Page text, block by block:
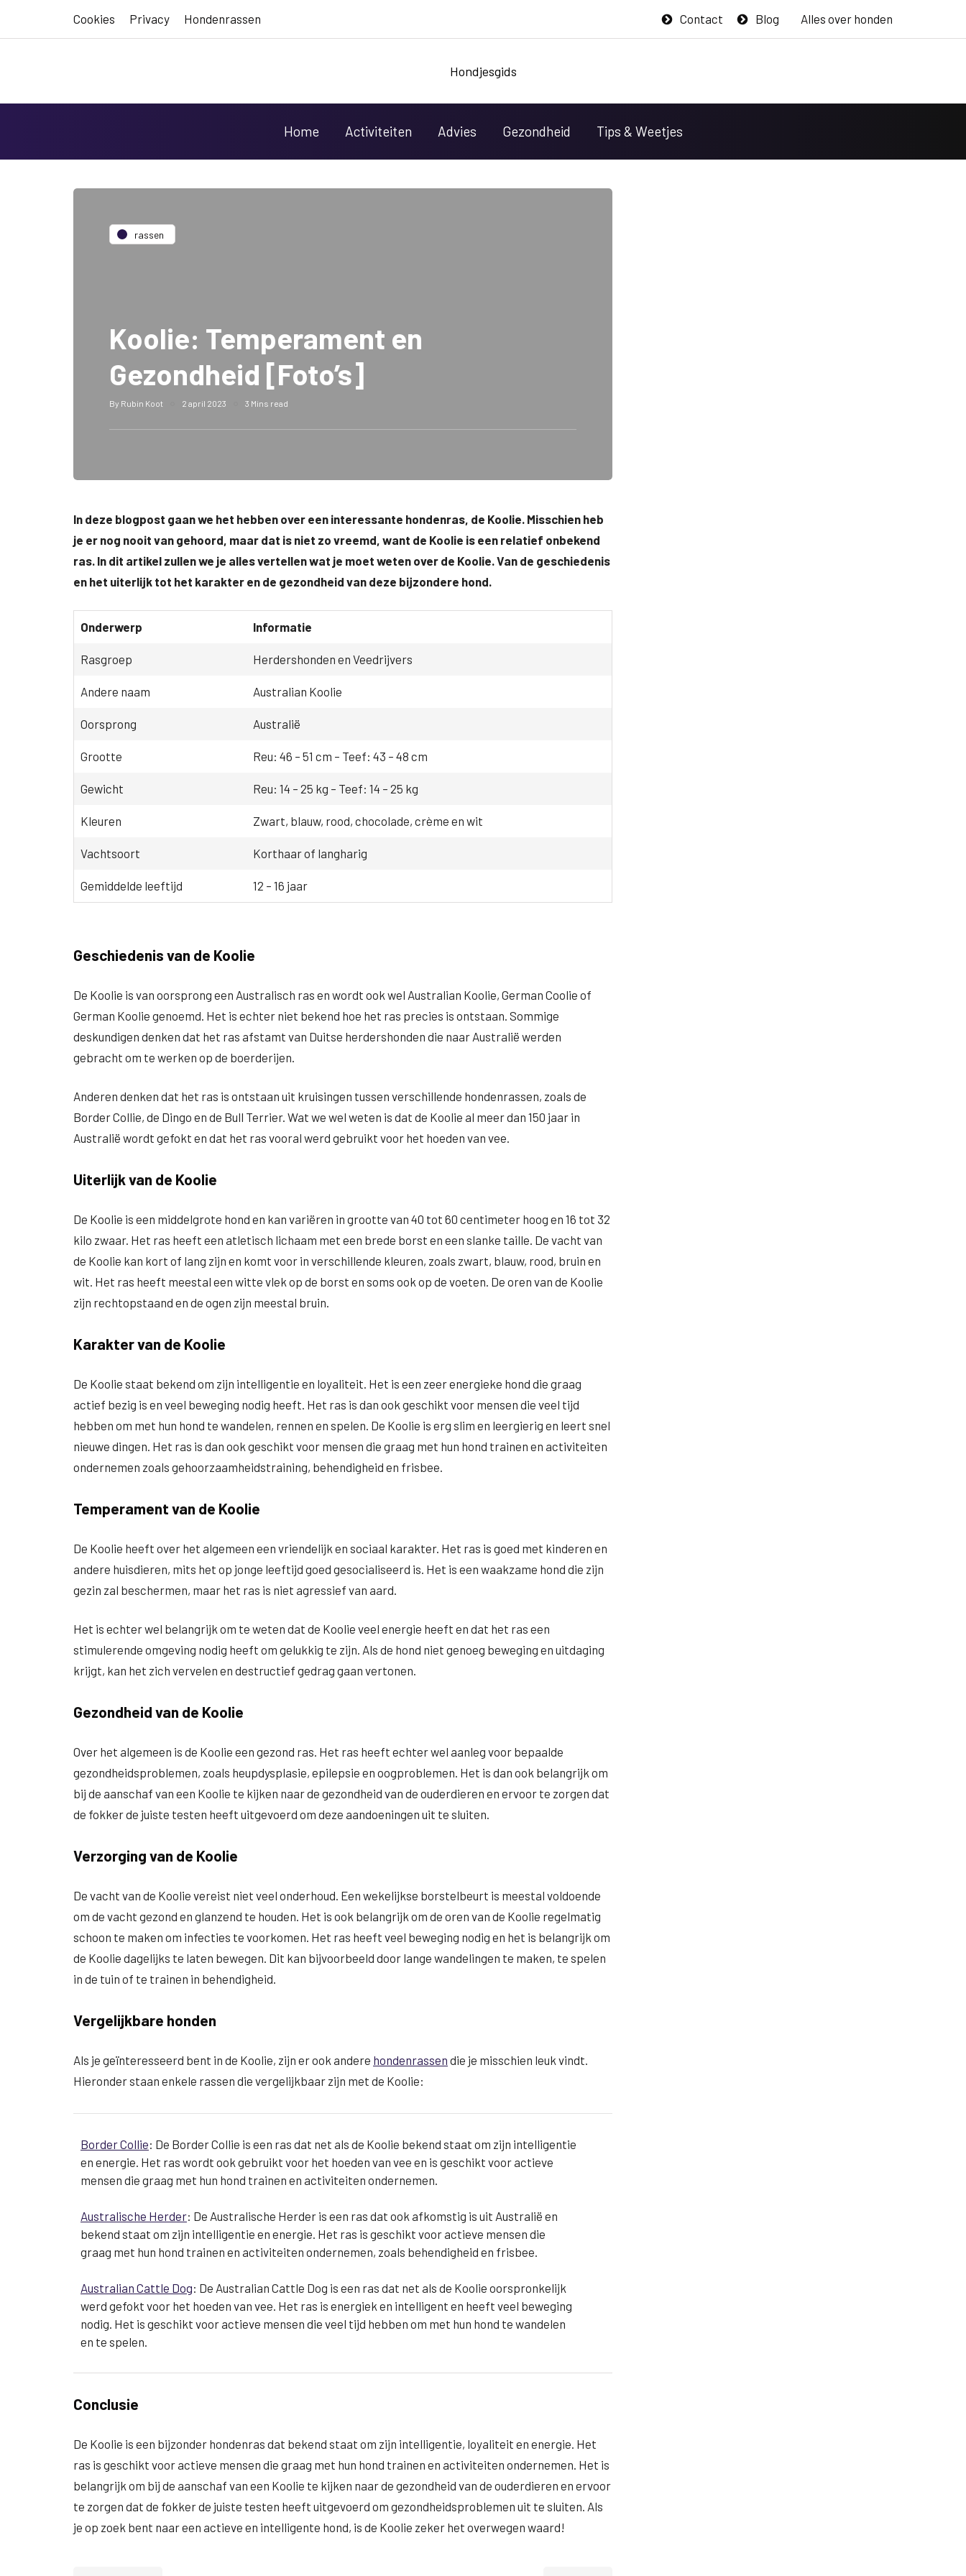
Cookies Privacy Hondenrassen Blog
Contact Alles over honden
Hondjesgids
Home Activiteiten Advies Gezondheid Tips & Weetjes
rassen
Koolie: Temperament en
Gezondheid [Foto’s]
By Rubin Koot 2 april 2023 3 Mins read
In deze blogpost gaan we het hebben over een interessante hondenras, de Koolie. Misschien heb
je er nog nooit van gehoord, maar dat is niet zo vreemd, want de Koolie is een relatief onbekend
ras. In dit artikel zullen we je alles vertellen wat je moet weten over de Koolie. Van de geschiedenis
en het uiterlijk tot het karakter en de gezondheid van deze bijzondere hond.
Onderwerp Informatie
Rasgroep Herdershonden en Veedrijvers
Andere naam Australian Koolie
Oorsprong Australië
Grootte Reu: 46 – 51 cm – Teef: 43 – 48 cm
Gewicht Reu: 14 – 25 kg – Teef: 14 – 25 kg
Kleuren Zwart, blauw, rood, chocolade, crème en wit
Vachtsoort Korthaar of langharig
Gemiddelde leeftijd 12 – 16 jaar
Geschiedenis van de Koolie
De Koolie is van oorsprong een Australisch ras en wordt ook wel Australian Koolie, German Coolie of
German Koolie genoemd. Het is echter niet bekend hoe het ras precies is ontstaan. Sommige
deskundigen denken dat het ras afstamt van Duitse herdershonden die naar Australië werden
gebracht om te werken op de boerderijen.
Anderen denken dat het ras is ontstaan uit kruisingen tussen verschillende hondenrassen, zoals de
Border Collie, de Dingo en de Bull Terrier. Wat we wel weten is dat de Koolie al meer dan 150 jaar in
Australië wordt gefokt en dat het ras vooral werd gebruikt voor het hoeden van vee.
Uiterlijk van de Koolie
De Koolie is een middelgrote hond en kan variëren in grootte van 40 tot 60 centimeter hoog en 16 tot 32
kilo zwaar. Het ras heeft een atletisch lichaam met een brede borst en een slanke taille. De vacht van
de Koolie kan kort of lang zijn en komt voor in verschillende kleuren, zoals zwart, blauw, rood, bruin en
wit. Het ras heeft meestal een witte vlek op de borst en soms ook op de voeten. De oren van de Koolie
zijn rechtopstaand en de ogen zijn meestal bruin.
Karakter van de Koolie
De Koolie staat bekend om zijn intelligentie en loyaliteit. Het is een zeer energieke hond die graag
actief bezig is en veel beweging nodig heeft. Het ras is dan ook geschikt voor mensen die veel tijd
hebben om met hun hond te wandelen, rennen en spelen. De Koolie is erg slim en leergierig en leert snel
nieuwe dingen. Het ras is dan ook geschikt voor mensen die graag met hun hond trainen en activiteiten
ondernemen zoals gehoorzaamheidstraining, behendigheid en frisbee.
Temperament van de Koolie
De Koolie heeft over het algemeen een vriendelijk en sociaal karakter. Het ras is goed met kinderen en
andere huisdieren, mits het op jonge leeftijd goed gesocialiseerd is. Het is een waakzame hond die zijn
gezin zal beschermen, maar het ras is niet agressief van aard.
Het is echter wel belangrijk om te weten dat de Koolie veel energie heeft en dat het ras een
stimulerende omgeving nodig heeft om gelukkig te zijn. Als de hond niet genoeg beweging en uitdaging
krijgt, kan het zich vervelen en destructief gedrag gaan vertonen.
Gezondheid van de Koolie
Over het algemeen is de Koolie een gezond ras. Het ras heeft echter wel aanleg voor bepaalde
gezondheidsproblemen, zoals heupdysplasie, epilepsie en oogproblemen. Het is dan ook belangrijk om
bij de aanschaf van een Koolie te kijken naar de gezondheid van de ouderdieren en ervoor te zorgen dat
de fokker de juiste testen heeft uitgevoerd om deze aandoeningen uit te sluiten.
Verzorging van de Koolie
De vacht van de Koolie vereist niet veel onderhoud. Een wekelijkse borstelbeurt is meestal voldoende
om de vacht gezond en glanzend te houden. Het is ook belangrijk om de oren van de Koolie regelmatig
schoon te maken om infecties te voorkomen. Het ras heeft veel beweging nodig en het is belangrijk om
de Koolie dagelijks te laten bewegen. Dit kan bijvoorbeeld door lange wandelingen te maken, te spelen
in de tuin of te trainen in behendigheid.
Vergelijkbare honden
Als je geïnteresseerd bent in de Koolie, zijn er ook andere hondenrassen die je misschien leuk vindt.
Hieronder staan enkele rassen die vergelijkbaar zijn met de Koolie:
Border Collie: De Border Collie is een ras dat net als de Koolie bekend staat om zijn intelligentie
en energie. Het ras wordt ook gebruikt voor het hoeden van vee en is geschikt voor actieve
mensen die graag met hun hond trainen en activiteiten ondernemen.
Australische Herder: De Australische Herder is een ras dat ook afkomstig is uit Australië en
bekend staat om zijn intelligentie en energie. Het ras is geschikt voor actieve mensen die
graag met hun hond trainen en activiteiten ondernemen, zoals behendigheid en frisbee.
Australian Cattle Dog: De Australian Cattle Dog is een ras dat net als de Koolie oorspronkelijk
werd gefokt voor het hoeden van vee. Het ras is energiek en intelligent en heeft veel beweging
nodig. Het is geschikt voor actieve mensen die veel tijd hebben om met hun hond te wandelen
en te spelen.
Conclusie
De Koolie is een bijzonder hondenras dat bekend staat om zijn intelligentie, loyaliteit en energie. Het
ras is geschikt voor actieve mensen die graag met hun hond trainen en activiteiten ondernemen. Het is
belangrijk om bij de aanschaf van een Koolie te kijken naar de gezondheid van de ouderdieren en ervoor
te zorgen dat de fokker de juiste testen heeft uitgevoerd om gezondheidsproblemen uit te sluiten. Als
je op zoek bent naar een actieve en intelligente hond, is de Koolie zeker het overwegen waard!